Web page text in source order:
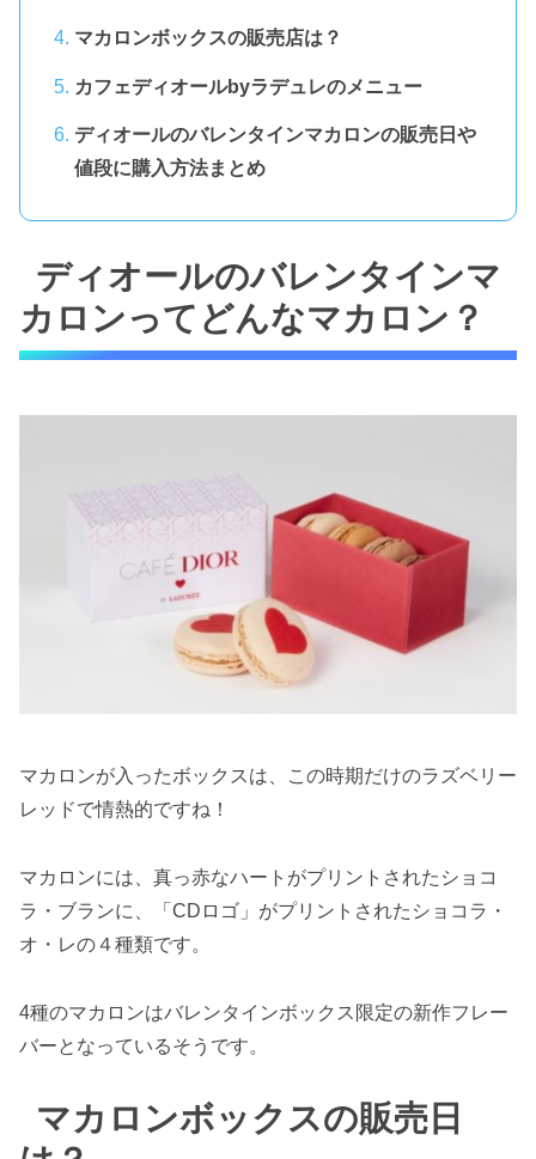
マカロンボックスの販売店は？
カフェディオールbyラデュレのメニュー
ディオールのバレンタインマカロンの販売日や
値段に購入方法まとめ
ディオールのバレンタインマ
カロンってどんなマカロン？
マカロンが入ったボックスは、この時期だけのラズベリー
レッドで情熱的ですね！
マカロンには、真っ赤なハートがプリントされたショコ
ラ・ブランに、「CDロゴ」がプリントされたショコラ・
オ・レの４種類です。
4種のマカロンはバレンタインボックス限定の新作フレー
バーとなっているそうです。
マカロンボックスの販売日